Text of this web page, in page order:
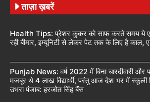
ताज़ा ख़बरें
Health Tips: प्रेशर कुकर को साफ करते समय ये एक
रही बीमार, इम्यूनिटी से लेकर पेट तक के लिए है काल,
Punjab News: वर्ष 2022 में बिना चारदीवारी और
मजबूर थे 4 लाख विद्यार्थी, परंतु आज देश भर में स्कूली
उभरा पंजाब: हरजोत सिंह बैंस